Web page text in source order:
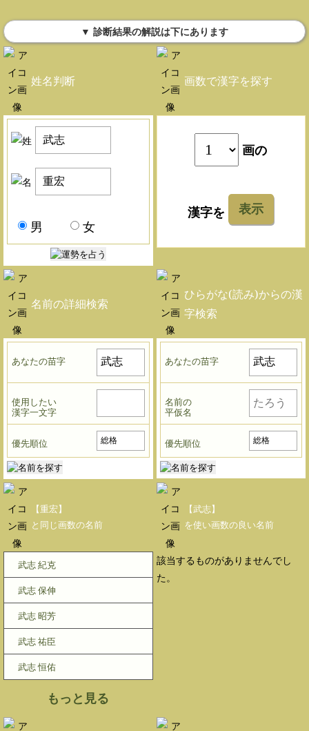
▼ 診断結果の解説は下にあります
姓名判断
男 女
画数で漢字を探す
画の
漢字を 表示
名前の詳細検索
あなたの苗字
使用したい
漢字一文字
優先順位
ひらがな(読み)からの漢
字検索
あなたの苗字
名前の
平仮名
優先順位
【重宏】
と同じ画数の名前
武志 紀克
武志 保伸
武志 昭芳
武志 祐臣
武志 恒佑
もっと見る
【武志】
を使い画数の良い名前
該当するものがありませんでし
た。